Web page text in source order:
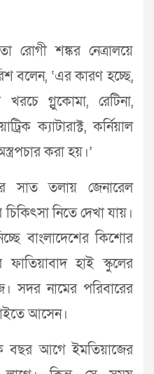
রোগী শঙ্কর নেত্রালয়ে
বলেন, ‘এর কারণ হচ্ছে,
গ্লুকোমা, রেটিনা,
ক্যাটারাক্ট, কর্নিয়াল
করা হয়।’
সাত তলায় জেনারেল
নিতে দেখা যায়।
বাংলাদেশের কিশোর
ফাতিয়াবাদ হাই স্কুলের
সদর নামের পরিবারের
আসেন।
বছর আগে ইমতিয়াজের